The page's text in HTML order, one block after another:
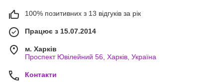
100% позитивних з 13 відгуків за рік
Працює з 15.07.2014
м. Харків
Проспект Ювілейний 56, Харків, Україна
Контакти